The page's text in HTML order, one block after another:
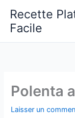
contenu
Recette
Facile
Polenta
Laisser un